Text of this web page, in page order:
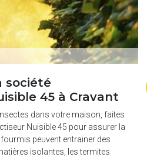
société
45 à Cravant
dans votre maison, faites
Nuisible 45 pour assurer la
peuvent entrainer des
isolantes, les termites